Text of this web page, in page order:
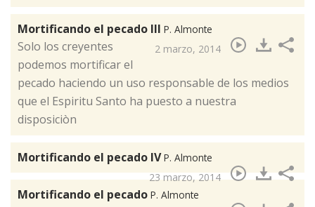
Mortificando el pecado III P. Almonte
2 marzo, 2014
​Solo los creyentes
podemos mortificar el
pecado haciendo un uso responsable de los medios
que el Espiritu Santo ha puesto a nuestra
disposiciòn
Mortificando el pecado IVP. Almonte
23 marzo, 2014
Mortificando el pecado P. Almonte